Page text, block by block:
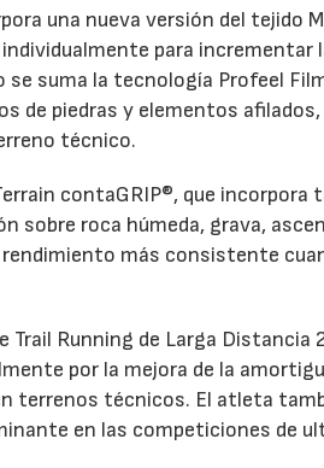
una nueva versión del tejido
para incrementar
suma la tecnología Profeel
de piedras y elementos
técnico.
contaGRIP®, que incorpora
sobre roca húmeda, grava,
más consistente
Running de Larga Distancia
por la mejora de la
terrenos técnicos. El atleta
en las competiciones de